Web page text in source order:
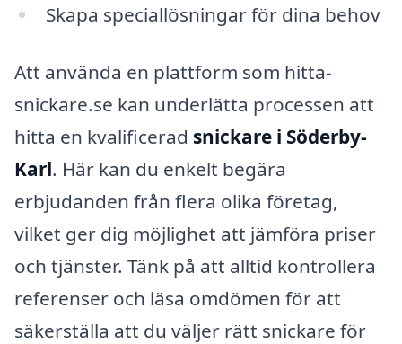
Skapa speciallösningar för dina behov
Att använda en plattform som hitta-
snickare.se kan underlätta processen att
hitta en kvalificerad snickare i Söderby-
Karl. Här kan du enkelt begära
erbjudanden från flera olika företag,
vilket ger dig möjlighet att jämföra priser
och tjänster. Tänk på att alltid kontrollera
referenser och läsa omdömen för att
säkerställa att du väljer rätt snickare för